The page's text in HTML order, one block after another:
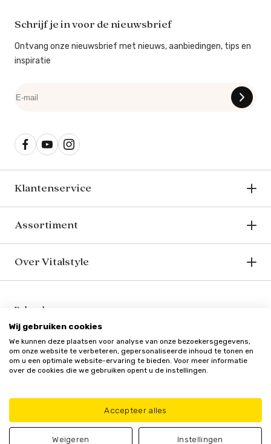
Schrijf je in voor de nieuwsbrief
Ontvang onze nieuwsbrief met nieuws, aanbiedingen, tips en
inspiratie
Klantenservice
Assortiment
Over Vitalstyle
Bekend van o.a.
Wij gebruiken cookies
We kunnen deze plaatsen voor analyse van onze bezoekersgegevens,
om onze website te verbeteren, gepersonaliseerde inhoud te tonen en
om u een optimale website-ervaring te bieden. Voor meer informatie
over de cookies die we gebruiken opent u de instellingen.
Accepteer alles
Weigeren Instellingen